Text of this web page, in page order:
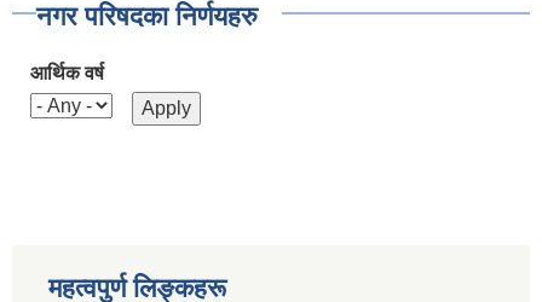
नगर परिषदका निर्णयहरु
आर्थिक वर्ष
महत्वपुर्ण लिङ्कहरू